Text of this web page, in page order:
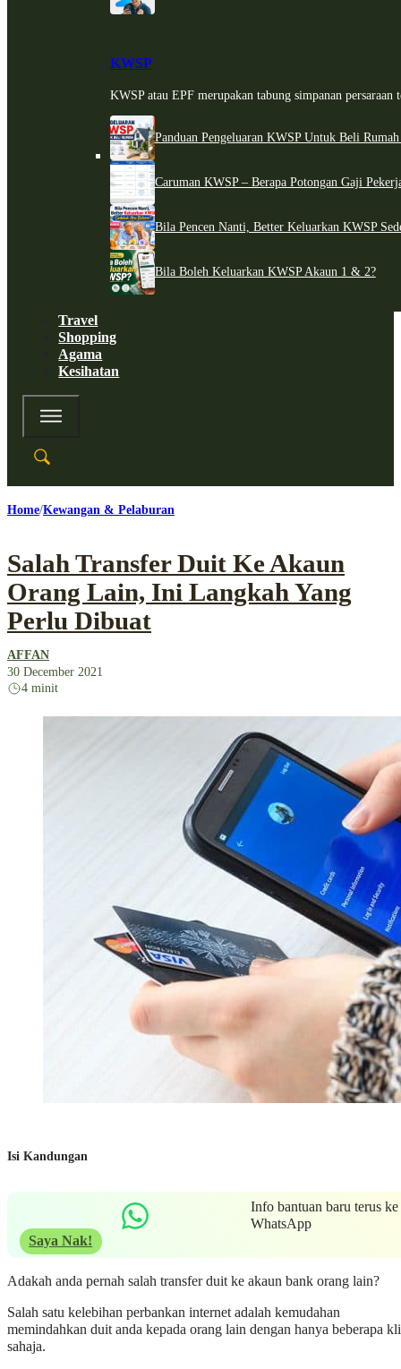
KWSP
KWSP atau EPF merupakan tabung simpanan persaraan
Panduan Pengeluaran KWSP Untuk Beli
Caruman KWSP – Berapa Potongan Gaji
Bila Pencen Nanti, Better Keluarkan KWSP
Bila Boleh Keluarkan KWSP Akaun 1 & 2?
Travel
Shopping
Agama
Kesihatan
Home Kewangan & Pelaburan
Salah Transfer Duit Ke Akaun
Orang Lain, Ini Langkah Yang
Perlu Dibuat
AFFAN
30 December 2021
4 minit
Isi Kandungan
Info bantuan baru terus ke
WhatsApp
Saya Nak!
Adakah anda pernah salah transfer duit ke akaun bank orang lain?
Salah satu kelebihan perbankan internet adalah kemudahan
memindahkan duit anda kepada orang lain dengan hanya beberapa
sahaja.